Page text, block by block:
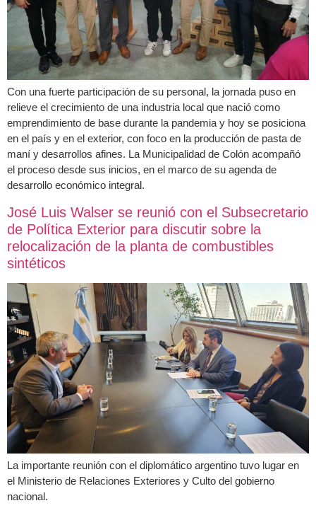
Con una fuerte participación de su personal, la jornada puso en
relieve el crecimiento de una industria local que nació como
emprendimiento de base durante la pandemia y hoy se posiciona
en el país y en el exterior, con foco en la producción de pasta de
maní y desarrollos afines. La Municipalidad de Colón acompañó
el proceso desde sus inicios, en el marco de su agenda de
desarrollo económico integral.
José Luis Walser se reunió con el Subsecretario
de Política Exterior para discutir sobre la
relocalización de la planta de combustibles
sintéticos
La importante reunión con el diplomático argentino tuvo lugar en
el Ministerio de Relaciones Exteriores y Culto del gobierno
nacional.